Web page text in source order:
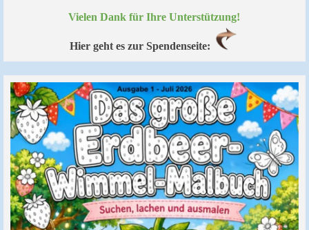
Vielen Dank für Ihre Unterstützung!
Hier geht es zur Spendenseite: